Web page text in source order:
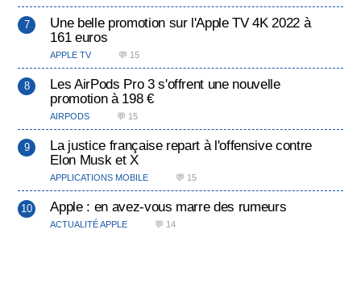
Une belle promotion sur l'Apple TV 4K 2022 à
161 euros
APPLE TV 💬 15
Les AirPods Pro 3 s'offrent une nouvelle
promotion à 198 €
AIRPODS 💬 15
La justice française repart à l'offensive contre
Elon Musk et X
APPLICATIONS MOBILE 💬 15
Apple : en avez-vous marre des rumeurs
ACTUALITÉ APPLE 💬 14